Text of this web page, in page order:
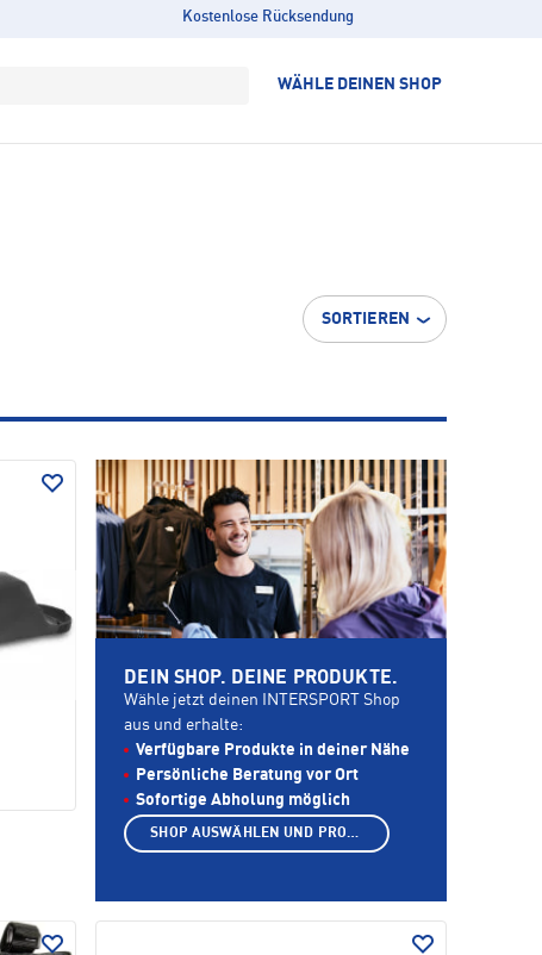
Kostenlose Rücksendung
WÄHLE DEINEN SHOP
SORTIEREN
DEIN SHOP. DEINE PRODUKTE.
Wähle jetzt deinen INTERSPORT Shop
aus und erhalte:
Verfügbare Produkte in deiner Nähe
Persönliche Beratung vor Ort
Sofortige Abholung möglich
SHOP AUSWÄHLEN UND PRODUKTE ANZEIGEN